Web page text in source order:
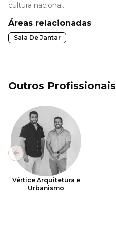
cultura nacional.
Áreas relacionadas
Sala De Jantar
Outros Profissionais
Vértice Arquitetura e
Urbanismo
Previous slide